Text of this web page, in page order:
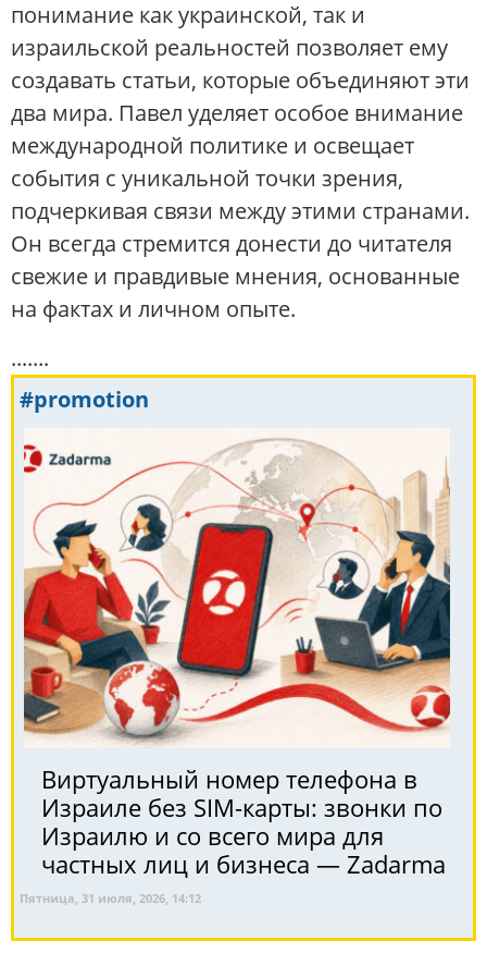
понимание как украинской, так и
израильской реальностей позволяет ему
создавать статьи, которые объединяют эти
два мира. Павел уделяет особое внимание
международной политике и освещает
события с уникальной точки зрения,
подчеркивая связи между этими странами.
Он всегда стремится донести до читателя
свежие и правдивые мнения, основанные
на фактах и личном опыте.
.......
#promotion
Виртуальный номер телефона в
Израиле без SIM-карты: звонки по
Израилю и со всего мира для
частных лиц и бизнеса — Zadarma
Пятница, 31 июля, 2026, 14:12